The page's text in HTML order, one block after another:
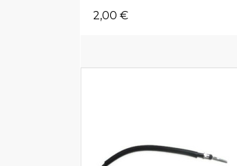
2,00 €